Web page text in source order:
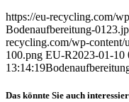
https://eu-recycling.com/
Bodenaufbereitung-
recycling.com/wp-
100.png EU-R2023-01-10
13:14:19
Das könnte Sie auch